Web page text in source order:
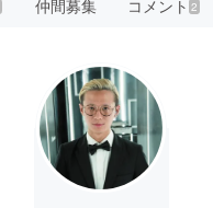
仲間募集 コメント 2